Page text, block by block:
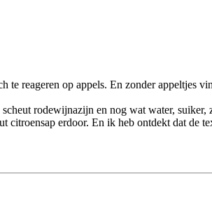
reageren op appels. En zonder appeltjes
rodewijnazijn en nog wat water,
citroensap erdoor. En ik heb ontdekt dat